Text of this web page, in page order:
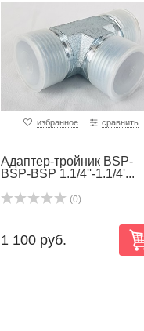
избранное сравнить
Адаптер-тройник BSP-
BSP-BSP 1.1/4''-1.1/4'...
(0)
1 100 руб.